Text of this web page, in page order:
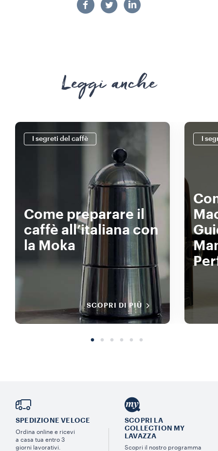
Leggi anche
I segreti del caffè
Come preparare il
caffè all’italiana con
la Moka
SCOPRI DI PIÙ
I
SPEDIZIONE VELOCE
Ordina online e ricevi
a casa tua entro 3
giorni lavorativi.
SCOPRI LA
COLLECTION MY
LAVAZZA
Scopri il nostro programma